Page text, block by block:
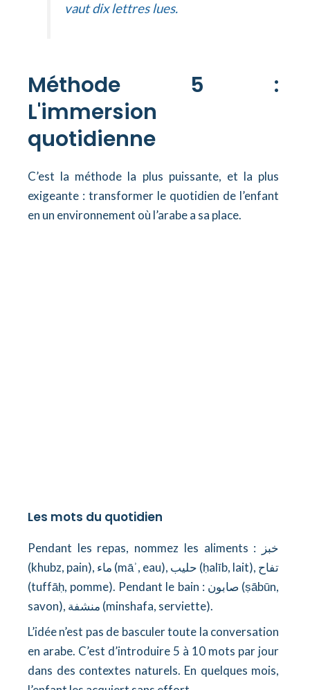
vaut dix lettres lues.
Méthode 5 :
L'immersion
quotidienne
C’est la méthode la plus puissante, et la plus
exigeante : transformer le quotidien de l’enfant
en un environnement où l’arabe a sa place.
Les mots du quotidien
Pendant les repas, nommez les aliments : خبز
(khubz, pain), ماء (māʾ, eau), حليب (ḥalīb, lait), تفاح
(tuffāḥ, pomme). Pendant le bain : صابون (ṣābūn,
savon), منشفة (minshafa, serviette).
L’idée n’est pas de basculer toute la conversation
en arabe. C’est d’introduire 5 à 10 mots par jour
dans des contextes naturels. En quelques mois,